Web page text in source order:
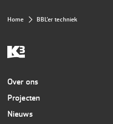
Kruimelpad
Home BBL’er techniek
Overig
Over ons
Projecten
Nieuws